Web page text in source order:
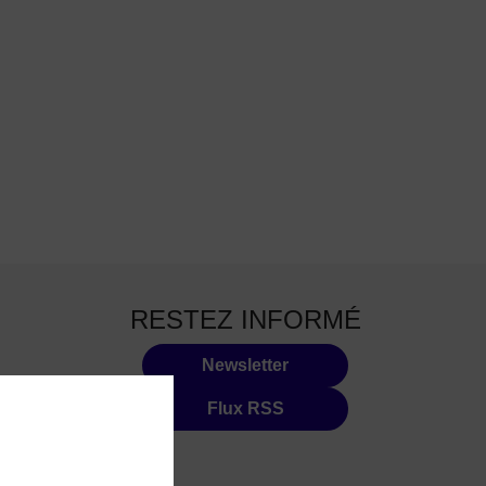
RESTEZ INFORMÉ
Newsletter
Flux RSS